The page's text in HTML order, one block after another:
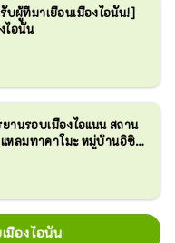
ผู้ที่มาเยือนเมืองไอนัน!]
ไอนัน
านรอบเมืองไอแนน สถาน
หลมทาคาโมะ หมู่บ้านอิชิ
เมืองไอนัน